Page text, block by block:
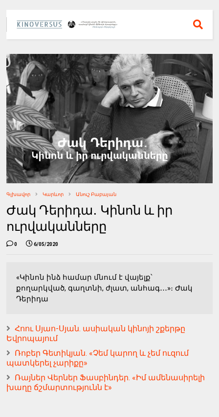
Գլխավոր Կարևոր Անուշ Բաբայան
Ժակ Դերիդա․ Կինոն և իր
ուրվականները
0 6/05/2020
«Կինոն ինձ համար մնում է վայելք՝
քողարկված, գաղտնի, ժլատ, անհագ․․․»։ Ժակ
Դերիդա
Հոու Սյաո-Սյան. ասիական կինոյի շքերթը
Եվրոպայում
Ռոբեր Գետիկյան. «Չեմ կարող և չեմ ուզում
պատկերել չարիքը»
Ռայներ Վերներ Ֆասբինդեր. «Իմ ամենասիրելի
խաղը ճշմարտությունն է»